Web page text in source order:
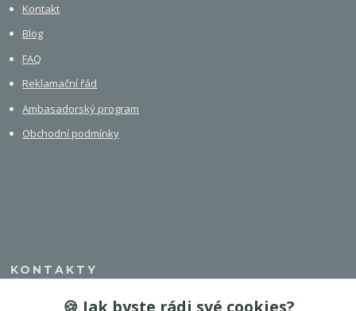
Kontakt
Blog
FAQ
Reklamační řád
Ambasadorský program
Obchodní podmínky
KONTAKTY
+420 608 308 750🍪 Jak byste rádi své cookies?